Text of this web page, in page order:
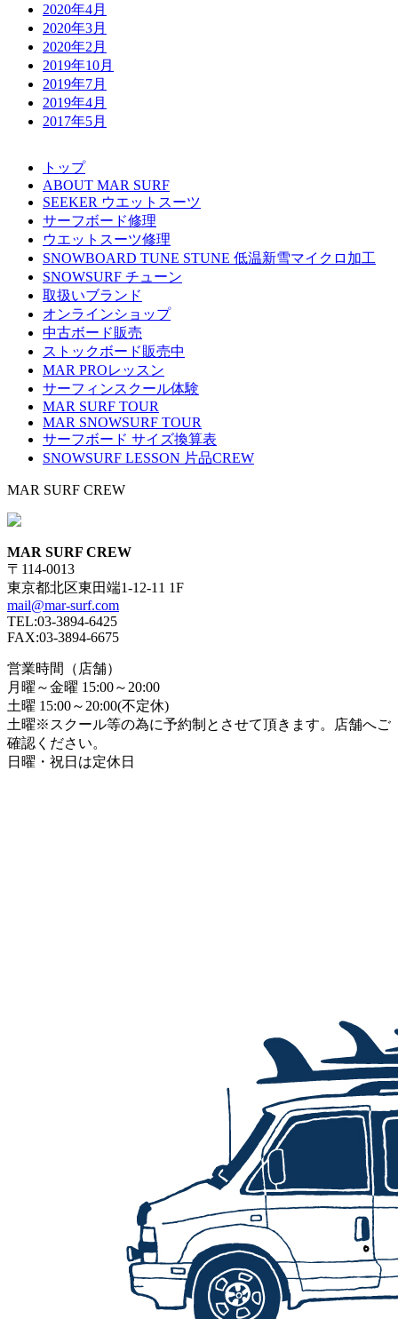
2020年4月
2020年3月
2020年2月
2019年10月
2019年7月
2019年4月
2017年5月
トップ
ABOUT MAR SURF
SEEKER ウエットスーツ
サーフボード修理
ウエットスーツ修理
SNOWBOARD TUNE STUNE 低温新雪マイクロ加工
SNOWSURF チューン
取扱いブランド
オンラインショップ
中古ボード販売
ストックボード販売中
MAR PROレッスン
サーフィンスクール体験
MAR SURF TOUR
MAR SNOWSURF TOUR
サーフボード サイズ換算表
SNOWSURF LESSON 片品CREW
MAR SURF CREW
MAR SURF CREW
〒114-0013
東京都北区東田端1-12-11 1F
mail@mar-surf.com
TEL:03-3894-6425
FAX:03-3894-6675
営業時間（店舗）
月曜～金曜 15:00～20:00
土曜 15:00～20:00(不定休)
土曜※スクール等の為に予約制とさせて頂きます。店舗へご
確認ください。
日曜・祝日は定休日